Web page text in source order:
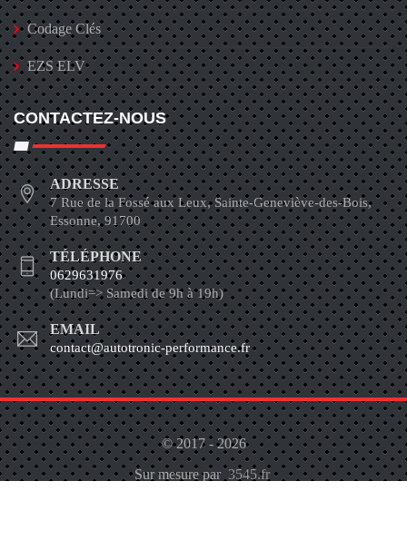
Codage Clés
EZS ELV
CONTACTEZ-NOUS
ADRESSE
7 Rue de la Fossé aux Leux, Sainte-Geneviève-des-Bois,
Essonne, 91700
TÉLÉPHONE
0629631976
(Lundi=> Samedi de 9h à 19h)
EMAIL
contact@autotronic-performance.fr
© 2017 - 2026
Sur mesure par 3545.fr